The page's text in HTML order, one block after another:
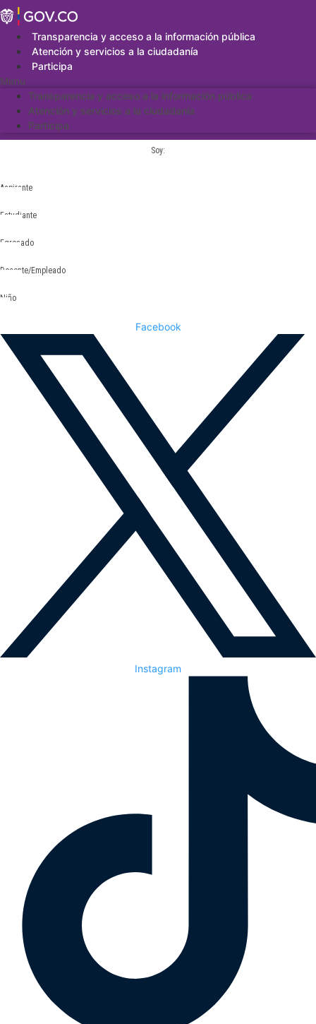
Saltar
al
contenidoTransparencia y acceso a la información pública
Atención y servicios a la ciudadanía
Participa
Menu
Transparencia y acceso a la información pública
Atención y servicios a la ciudadanía
Participa
Soy:
Aspirante
Estudiante
Egresado
Docente/Empleado
Niño
Facebook
Instagram